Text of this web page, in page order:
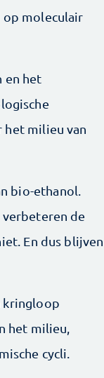
op moleculair
en het
het milieu van
bio-ethanol.
de
En dus blijven
kringloop
het milieu,
cycli.